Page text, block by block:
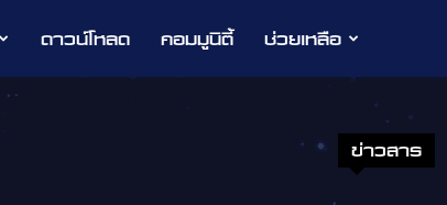
ดาวน์โหลด คอมมูนิตี้ ช่วยเหลือ
ข่าวสาร